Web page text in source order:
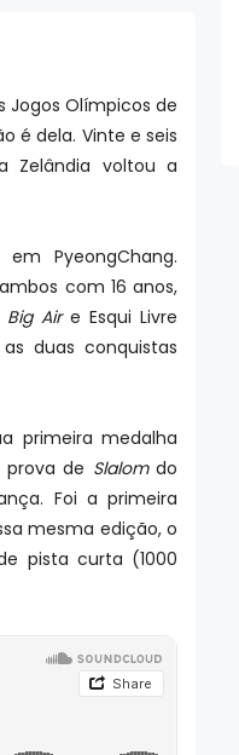
Jogos Olímpicos de
é dela. Vinte e seis
Zelândia voltou a
PyeongChang.
com 16 anos,
Big Air e Esqui Livre
duas conquistas
primeira medalha
prova de Slalomdo
Foi a primeira
mesma edição, o
pista curta (1000